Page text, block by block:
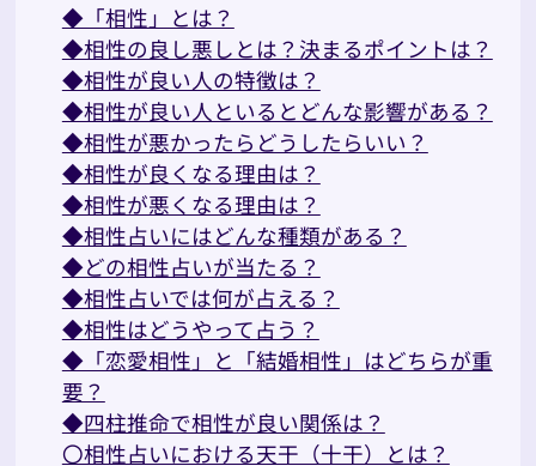
◆「相性」とは？
◆相性の良し悪しとは？決まるポイントは？
◆相性が良い人の特徴は？
◆相性が良い人といるとどんな影響がある？
◆相性が悪かったらどうしたらいい？
◆相性が良くなる理由は？
◆相性が悪くなる理由は？
◆相性占いにはどんな種類がある？
◆どの相性占いが当たる？
◆相性占いでは何が占える？
◆相性はどうやって占う？
◆「恋愛相性」と「結婚相性」はどちらが重
要？
◆四柱推命で相性が良い関係は？
〇相性占いにおける天干（十干）とは？